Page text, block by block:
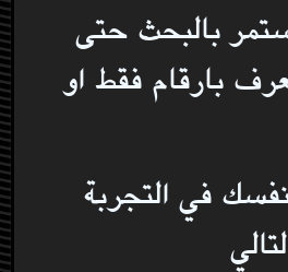
بالبحث حتى
بارقام فقط او
في التجربة